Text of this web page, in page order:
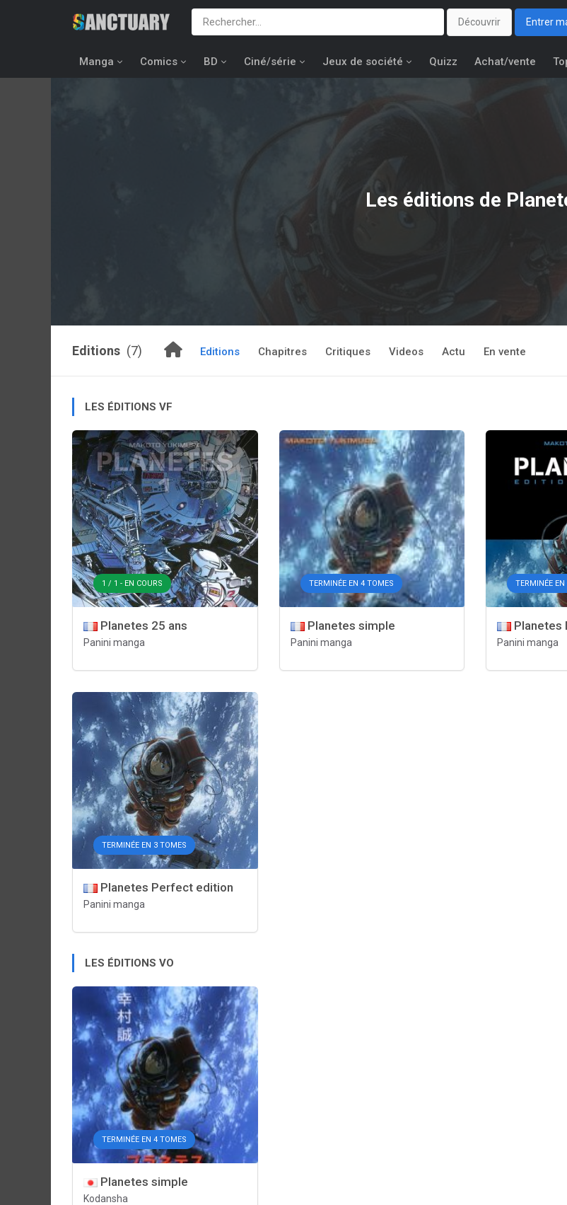
Découvrir Entrer
Manga Comics BD Ciné/série Jeux de société Quizz Achat/vente
Les éditions de
Editions (7) Editions Chapitres Critiques Videos Actu En vente
LES ÉDITIONS VF
1 / 1 - EN COURS
Planetes 25 ans
Panini manga
TERMINÉE EN 4 TOMES
Planetes simple
Panini manga
TERMINÉE
Planetes
Panini manga
TERMINÉE EN 3 TOMES
Planetes Perfect edition
Panini manga
LES ÉDITIONS VO
TERMINÉE EN 4 TOMES
Planetes simple
Kodansha